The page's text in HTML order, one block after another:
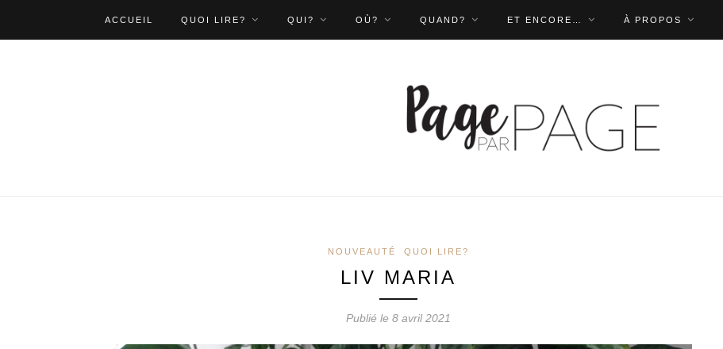
ACCUEIL QUOI LIRE? QUI? OÙ? QUAND? ET ENCORE… À PROPOS
NOUVEAUTÉ QUOI LIRE?
LIV MARIA
Publié le 8 avril 2021